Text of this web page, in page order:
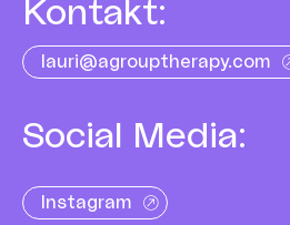
Kontakt:
lauri@agrouptherapy.com
Social Media:
Instagram